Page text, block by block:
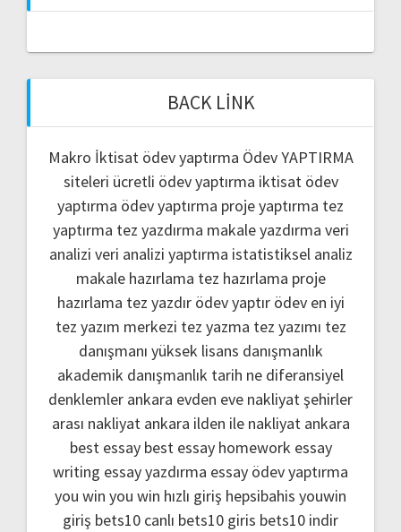
BACK LINK
Makro İktisat ödev yaptırma Ödev YAPTIRMA
siteleri ücretli ödev yaptırma iktisat ödev
yaptırma ödev yaptırma proje yaptırma tez
yaptırma tez yazdırma makale yazdırma veri
analizi veri analizi yaptırma istatistiksel analiz
makale hazırlama tez hazırlama proje
hazırlama tez yazdır ödev yaptır ödev en iyi
tez yazım merkezi tez yazma tez yazımı tez
danışmanı yüksek lisans danışmanlık
akademik danışmanlık tarih ne diferansiyel
denklemler ankara evden eve nakliyatşehirler
arası nakliyat ankara ilden ile nakliyat ankara
best essay best essay homework essay
writing essay yazdırma essay ödev yaptırma
you win you win hızlı giriş hepsibahis youwin
giriş bets10 canlı bets10 giris bets10 indir